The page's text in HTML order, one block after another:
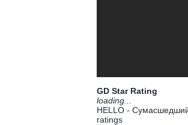
GD Star Rating
loading...
HELLO -
ratings